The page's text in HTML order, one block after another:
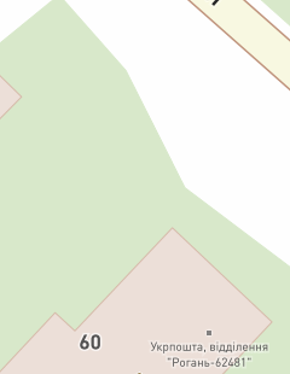
Експрес/тариф
Стандарт/тариф «Базовий»
за межі України